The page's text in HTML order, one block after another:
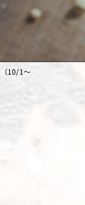
（10/1～